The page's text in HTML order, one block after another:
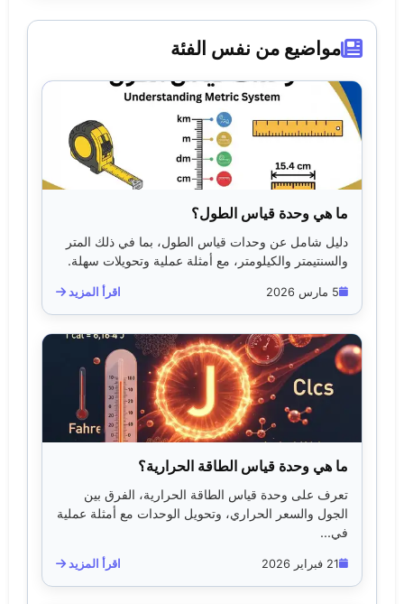
مواضيع من نفس الفئة
ما هي وحدة قياس الطول؟
دليل شامل عن وحدات قياس الطول، بما في ذلك المتر
والسنتيمتر والكيلومتر، مع أمثلة عملية وتحويلات سهلة.
5 مارس 2026 اقرأ المزيد
ما هي وحدة قياس الطاقة الحرارية؟
تعرف على وحدة قياس الطاقة الحرارية، الفرق بين
الجول والسعر الحراري، وتحويل الوحدات مع أمثلة عملية
في...
21 فبراير 2026 اقرأ المزيد